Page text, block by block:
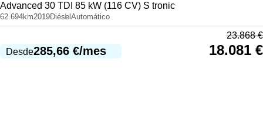
Advanced 30 TDI 85 kW (116 CV) S tronic
62.694km2019Diésel Automático
Desde285,66 €/mes
23.868€
18.081 €